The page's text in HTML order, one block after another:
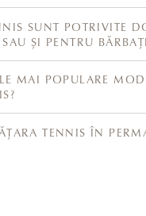
SUNT POTRIVITE
ȘI PENTRU
MAI POPULARE
TENNIS ÎN